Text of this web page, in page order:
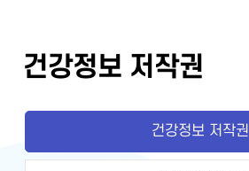
건강정보 저작권
건강정보 저작권